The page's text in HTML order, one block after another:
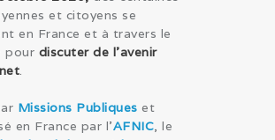
et citoyens se
en France et à travers le
pour discuter de l’avenir
.
Missions Publiques et
en France par l’AFNIC, le